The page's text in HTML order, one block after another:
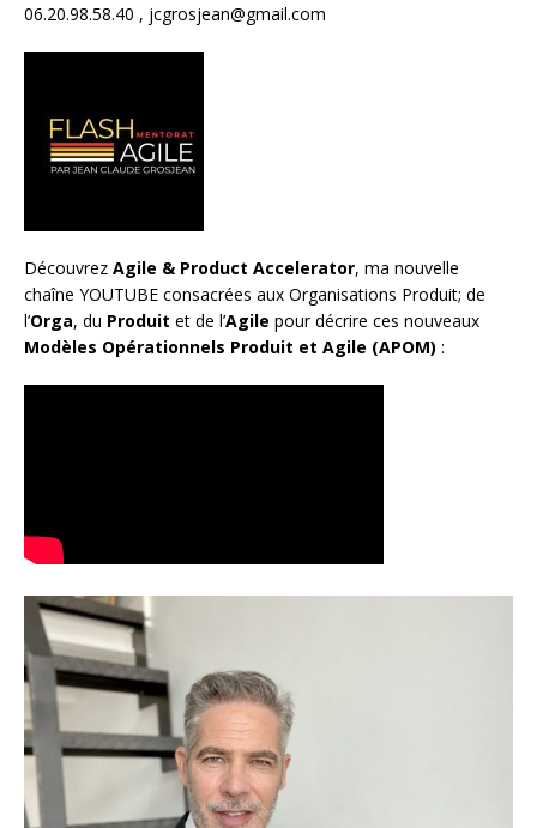
06.20.98.58.40 , jcgrosjean@gmail.com
Découvrez Agile & Product Accelerator, ma nouvelle
chaîne YOUTUBE consacrées aux Organisations Produit; de
l’Orga, du Produit et de l’Agile pour décrire ces nouveaux
Modèles Opérationnels Produit et Agile (APOM) :